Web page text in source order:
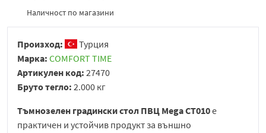
Наличност по магазини
Произход:
Турция
Марка: COMFORT TIME
Артикулен код: 27470
Бруто тегло: 2.000 кг
Тъмнозелен градински стол ПВЦ Mega CT010е
практичен и устойчив продукт за външно